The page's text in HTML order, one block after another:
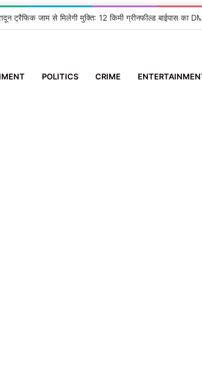
ट्रैफिक जाम से मिलेगी मुक्ति: 12 किमी ग्रीनफील्ड बाईपास का DM
POLITICS CRIME